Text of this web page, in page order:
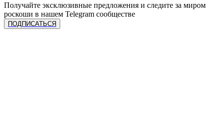
Получайте эксклюзивные предложения и следите за миром
роскоши в нашем Telegram сообществе
ПОДПИСАТЬСЯ